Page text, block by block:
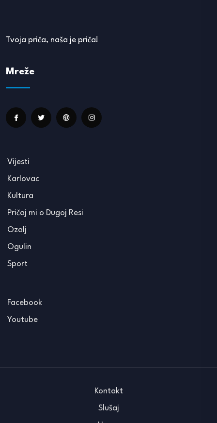
Tvoja priča, naša je priča!
Mreže
Vijesti
Karlovac
Kultura
Pričaj mi o Dugoj Resi
Ozalj
Ogulin
Sport
Facebook
Youtube
Kontakt
Slušaj